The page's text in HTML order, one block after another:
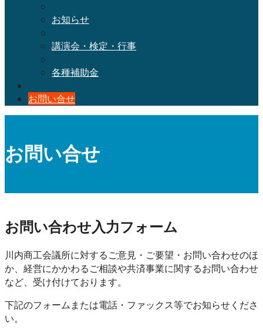
お知らせ
講演会・検定・行事
各種補助金
お問い合せ
お問い合せ
お問い合わせ入力フォーム
川内商工会議所に対するご意見・ご要望・お問い合わせのほ
か、経営にかかわるご相談や共済事業に関するお問い合わせ
など、受け付けております。
下記のフォームまたは電話・ファックス等でお知らせくださ
い。